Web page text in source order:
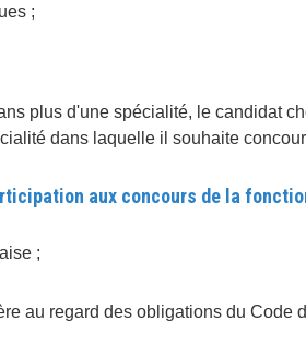
;
plus d'une spécialité, le candidat
dans laquelle il souhaite
aux concours de la
;
au regard des obligations du Code